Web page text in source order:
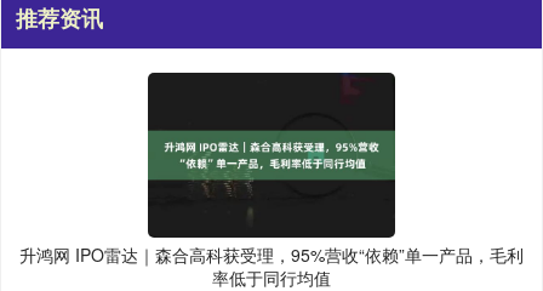
推荐资讯
升鸿网 IPO雷达｜森合高科获受理，95%营收“依赖”单一产品，毛利
率低于同行均值